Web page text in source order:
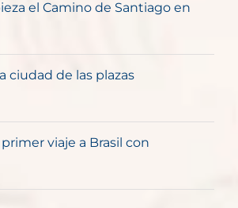
el Camino de Santiago en
ciudad de las plazas
viaje a Brasil con